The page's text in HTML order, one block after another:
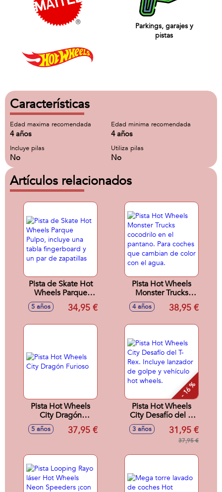
Parkings, garajes y
pistas
Características
Edad maxima recomendada
4 años
Edad minima recomendada
4 años
Incluye pilas
No
Utiliza pilas
No
Artículos relacionados
Pista de Skate Hot
Wheels Parque
Pulpo, incluye una
tabla fingerboard y
5 años 34,95 €
Pista Hot Wheels
Monster Trucks
cocodrilo en el
pantano. Para
4 años 38,95 €
Pista Hot Wheels
City Dragón
Furioso
5 años 37,95 €
- 16 %
Pista Hot Wheels
City Desafío del T-
Rex. Incluye
lanzador de golpe
y vehículo hot
3 años 31,95 €
37,95 €